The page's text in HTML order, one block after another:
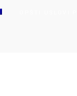
OPŠTI USLOVI